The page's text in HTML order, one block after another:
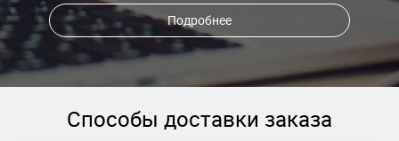
Подробнее
Способы доставки заказа